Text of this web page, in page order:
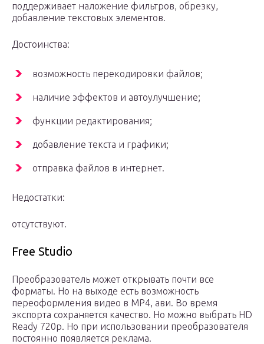
поддерживает наложение фильтров, обрезку,
добавление текстовых элементов.
Достоинства:
возможность перекодировки файлов;
наличие эффектов и автоулучшение;
функции редактирования;
добавление текста и графики;
отправка файлов в интернет.
Недостатки:
отсутствуют.
Free Studio
Преобразователь может открывать почти все
форматы. Но на выходе есть возможность
переоформления видео в MP4, ави. Во время
экспорта сохраняется качество. Но можно выбрать HD
Ready 720p. Но при использовании преобразователя
постоянно появляется реклама.